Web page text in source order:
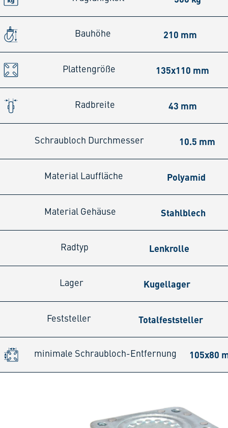
Bauhöhe 210 mm
Plattengröße 135x110 mm
Radbreite 43 mm
Schraubloch Durchmesser 10.5 mm
Material Lauffläche Polyamid
Material Gehäuse Stahlblech
Radtyp Lenkrolle
Lager Kugellager
Feststeller Totalfeststeller
minimale Schraubloch-Entfernung 105x80